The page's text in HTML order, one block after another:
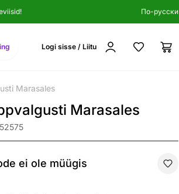
По-русски
Logi sisse / Liitu
Marasales
Marasales
ei ole müügis